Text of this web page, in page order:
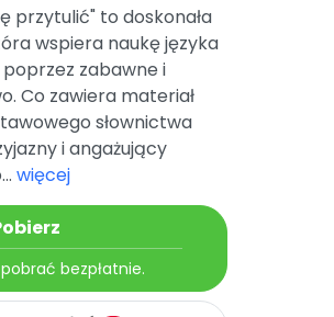
numery
przytulić" to doskonała
wspiera naukę języka
zabawne i
Co zawiera materiał
słownictwa
i angażujący
więcej
bezpłatnie.